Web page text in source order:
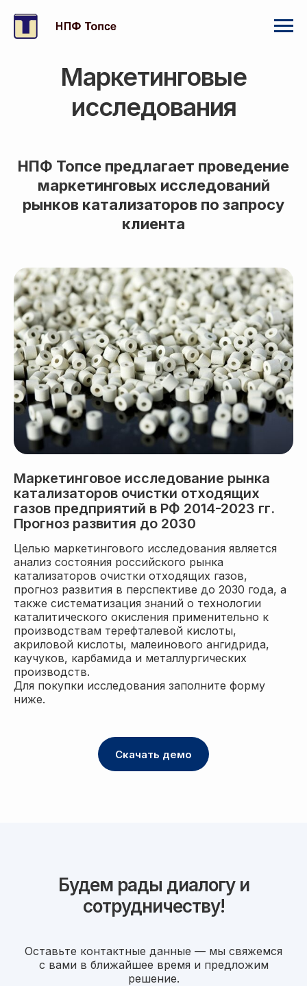
Маркетинговые
исследования
НПФ Топсе предлагает проведение
маркетинговых исследований
рынков катализаторов по запросу
клиента
Маркетинговое исследование рынка
катализаторов очистки отходящих
газов предприятий в РФ 2014-2023 гг.
Прогноз развития до 2030
Целью маркетингового исследования является
анализ состояния российского рынка
катализаторов очистки отходящих газов,
прогноз развития в перспективе до 2030 года, а
также систематизация знаний о технологии
каталитического окисления применительно к
производствам терефталевой кислоты,
акриловой кислоты, малеинового ангидрида,
каучуков, карбамида и металлургических
производств.
Для покупки исследования заполните форму
ниже.
Скачать демо
Будем рады диалогу и
сотрудничеству!
Оставьте контактные данные — мы свяжемся
с вами в ближайшее время и предложим
решение.